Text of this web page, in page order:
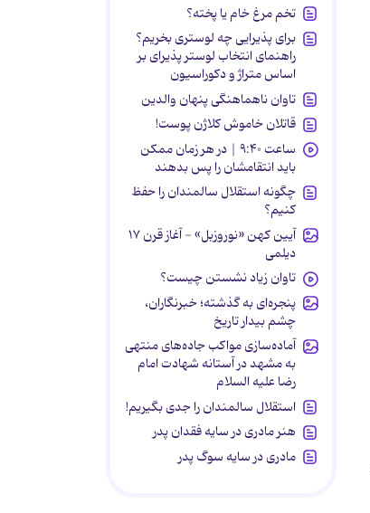
تخم مرغ خام یا پخته؟
برای پذیرایی چه لوستری بخریم؟
راهنمای انتخاب لوستر پذیرای بر
اساس متراژ و دکوراسیون
تاوان ناهماهنگی پنهان والدین
قاتلان خاموش کلاژن پوست!
ساعت ۹:۴۰ | در هر زمان ممکن
باید انتقامشان را پس بدهند
چگونه استقلال سالمندان را حفظ
کنیم؟
آیین کهن «نوروزبل» - آغاز قرن ۱۷
دیلمی
تاوان زیاد نشستن چیست؟
پنجره‌ای به گذشته؛ خبرنگاران،
چشم بیدار تاریخ
آماده‌سازی مواکب جاده‌های منتهی
به مشهد در آستانه شهادت امام
رضا علیه السلام
استقلال سالمندان را جدی بگیریم!
هنر مادری در سایه‌ فقدان پدر
مادری در سایه سوگ پدر